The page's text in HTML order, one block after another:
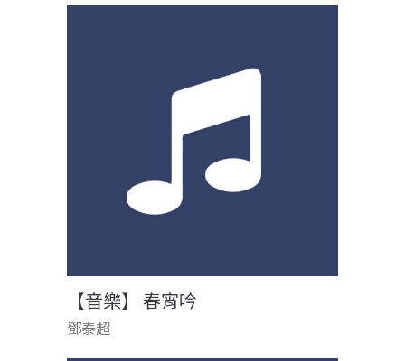
【音樂】 春宵吟
鄧泰超